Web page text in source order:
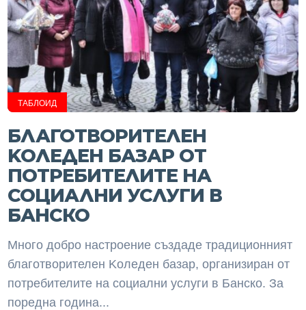
ТАБЛОИД
БЛАГОТВОРИТЕЛЕН
KОЛЕДЕН БАЗАР ОТ
ПОТРЕБИТЕЛИТЕ НА
СОЦИАЛНИ УСЛУГИ В
БАНСКО
Много добро настроение създаде традиционният
благотворителен Kоледен базар, организиран от
потребителите на социални услуги в Банско. За
поредна година...